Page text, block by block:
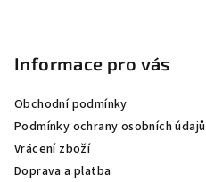
Informace pro vás
Obchodní podmínky
Podmínky ochrany osobních údajů
Vrácení zboží
Doprava a platba